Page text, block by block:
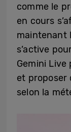
comme le
en cours
maintenant
s’active
Gemini
et proposer
selon la